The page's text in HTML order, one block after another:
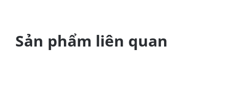
Sản phẩm liên quan